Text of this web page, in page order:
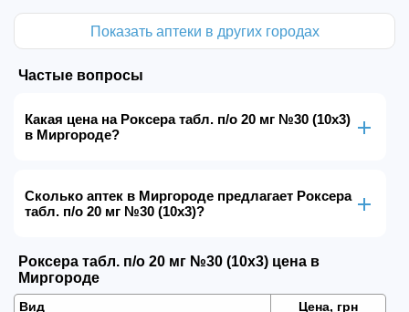
Показать аптеки в других городах
Частые вопросы
Какая цена на Роксера табл. п/о 20 мг №30 (10х3)
в Миргороде?
Сколько аптек в Миргороде предлагает Роксера
табл. п/о 20 мг №30 (10х3)?
Роксера табл. п/о 20 мг №30 (10х3) цена в
Миргороде
Вид Цена, грн